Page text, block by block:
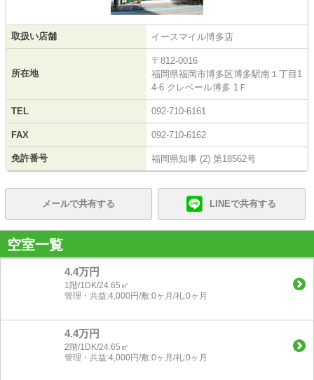
取扱い店舗 イースマイル博多店
所在地
〒812-0016
福岡県福岡市博多区博多駅南１丁目1
4-6 クレベール博多 1Ｆ
TEL 092-710-6161
FAX 092-710-6162
免許番号 福岡県知事 (2) 第18562号
メールで共有する LINEで共有する
空室一覧
4.4万円
1階/1DK/24.65㎡
管理・共益:4,000円/敷:0ヶ月/礼:0ヶ月
4.4万円
2階/1DK/24.65㎡
管理・共益:4,000円/敷:0ヶ月/礼:0ヶ月